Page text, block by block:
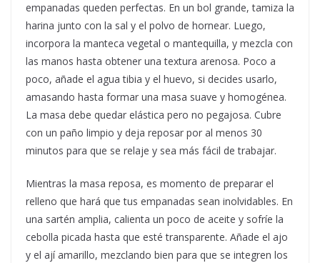
empanadas queden perfectas. En un bol grande, tamiza la
harina junto con la sal y el polvo de hornear. Luego,
incorpora la manteca vegetal o mantequilla, y mezcla con
las manos hasta obtener una textura arenosa. Poco a
poco, añade el agua tibia y el huevo, si decides usarlo,
amasando hasta formar una masa suave y homogénea.
La masa debe quedar elástica pero no pegajosa. Cubre
con un paño limpio y deja reposar por al menos 30
minutos para que se relaje y sea más fácil de trabajar.
Mientras la masa reposa, es momento de preparar el
relleno que hará que tus empanadas sean inolvidables. En
una sartén amplia, calienta un poco de aceite y sofríe la
cebolla picada hasta que esté transparente. Añade el ajo
y el ají amarillo, mezclando bien para que se integren los